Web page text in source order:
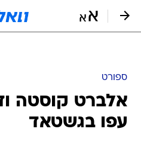
ספורט
אלברט קוסטה
עפו בגשטאד